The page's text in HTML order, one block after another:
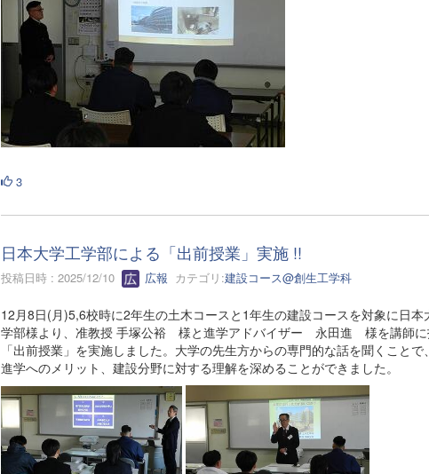
3
日本大学工学部による「出前授業」実施 !!
投稿日時 : 2025/12/10 広報 カテゴリ:建設コース@創生工学科
12月8日(月)5,6校時に2年生の土木コースと1年生の建設コースを対象に日本
学部様より、准教授 手塚公裕 様と進学アドバイザー 永田進 様を講師に
「出前授業」を実施しました。大学の先生方からの専門的な話を聞くことで
進学へのメリット、建設分野に対する理解を深めることができました。